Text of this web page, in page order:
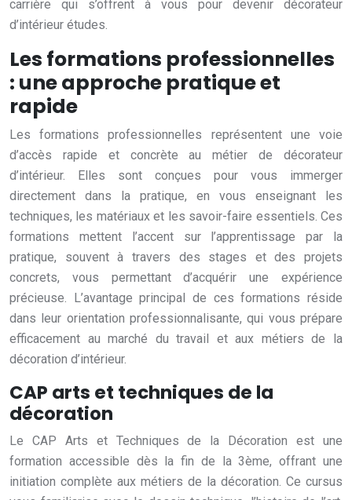
carrière qui s’offrent à vous pour devenir décorateur
d’intérieur études.
Les formations professionnelles
: une approche pratique et
rapide
Les formations professionnelles représentent une voie
d’accès rapide et concrète au métier de décorateur
d’intérieur. Elles sont conçues pour vous immerger
directement dans la pratique, en vous enseignant les
techniques, les matériaux et les savoir-faire essentiels. Ces
formations mettent l’accent sur l’apprentissage par la
pratique, souvent à travers des stages et des projets
concrets, vous permettant d’acquérir une expérience
précieuse. L’avantage principal de ces formations réside
dans leur orientation professionnalisante, qui vous prépare
efficacement au marché du travail et aux métiers de la
décoration d’intérieur.
CAP arts et techniques de la
décoration
Le CAP Arts et Techniques de la Décoration est une
formation accessible dès la fin de la 3ème, offrant une
initiation complète aux métiers de la décoration. Ce cursus